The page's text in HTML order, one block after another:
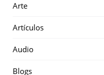
Arte
Artículos
Audio
Blogs